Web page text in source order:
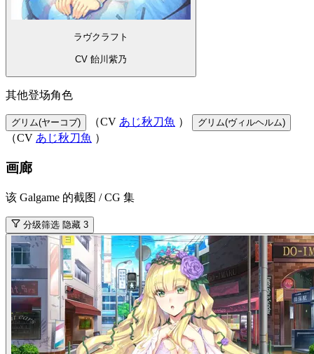
ラヴクラフト
CV 飴川紫乃
其他登场角色
グリム(ヤーコブ) （CV あじ秋刀魚 ） グリム(ヴィルヘルム)
（CV あじ秋刀魚 ）
画廊
该 Galgame 的截图 / CG 集
分级筛选 隐藏 3